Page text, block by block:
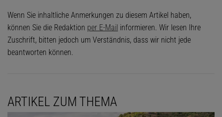
Wenn Sie inhaltliche Anmerkungen zu diesem Artikel haben,
können Sie die Redaktion per E-Mail informieren. Wir lesen Ihre
Zuschrift, bitten jedoch um Verständnis, dass wir nicht jede
beantworten können.
ARTIKEL ZUM THEMA